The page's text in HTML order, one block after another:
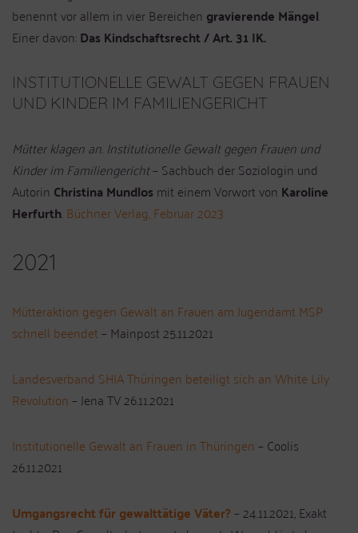
benennt vor allem in vier Bereichen gravierende Mängel.
Einer davon:Das Kindschaftsrecht / Art. 31 IK.
INSTITUTIONELLE GEWALT GEGEN FRAUEN
UND KINDER IM FAMILIENGERICHT
Mütter klagen an. Institutionelle Gewalt gegen Frauen und
Kinder im Familiengericht– Sachbuch der Soziologin und
Autorin Christina Mundlos mit einem Vorwort von Karoline
Herfurth.Büchner Verlag, Februar 2023
2021
Mütteraktion gegen Gewalt an Frauen am Jugendamt MSP
schnell beendet– Mainpost 25.11.2021
Landesverband SHIA Thüringen beteiligt sich an White Lily
Revolution – Jena TV 26.11.2021
Institutionelle Gewalt an Frauen in Thüringen – Coolis
26.11.2021
Umgangsrecht für gewalttätige Väter?– 24.11.2021, Exakt